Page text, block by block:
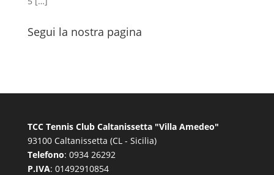
Segui la nostra pagina
TCC Tennis Club Caltanissetta "Villa Amedeo"
93100 Caltanissetta (CL - Sicilia)
Telefono: 0934 26292
P.IVA: 01492910854